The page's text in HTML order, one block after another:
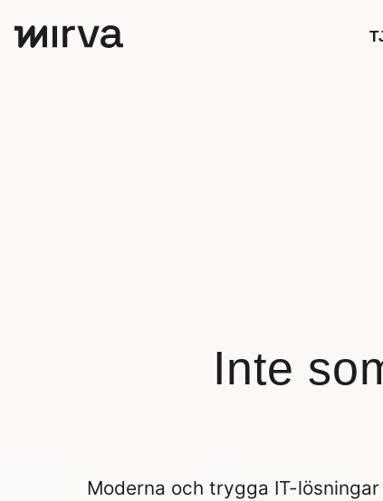
Inte
Moderna och trygga IT-